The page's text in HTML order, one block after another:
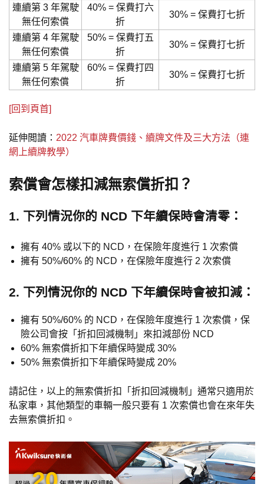
連續第 3 年駕駛
無任何索償
40% = 保費打六
折
30% = 保費打七折
連續第 4 年駕駛
無任何索償
50% = 保費打五
折
30% = 保費打七折
連續第 5 年駕駛
無任何索償
60% = 保費打四
折
30% = 保費打七折
[回到頁首]
延伸閲讀： 2022 汽車牌費價錢、續牌文件及三大方法（連
網上續牌教學）
索償會怎樣扣減無索償折扣？
1. 下列情況你的 NCD 下年續保時會清零：
擁有 40% 或以下的 NCD，在保險年度進行 1 次索償
擁有 50%/60% 的 NCD，在保險年度進行 2 次索償
2. 下列情況你的 NCD 下年續保時會被扣減：
擁有 50%/60% 的 NCD，在保險年度進行 1 次索償，保
險公司會按「折扣回減機制」來扣減部份 NCD
60% 無索償折扣下年續保時變成 30%
50% 無索償折扣下年續保時變成 20%
請記住，以上的無索償折扣「折扣回減機制」通常只適用於
私家車，其他類型的車輛一般只要有 1 次索償也會在來年失
去無索償折扣。